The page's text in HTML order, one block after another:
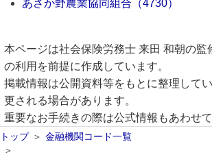
あさか野農業協同組合（4730）
本ページは社会保険労務士 来田 和朝の監
の利用を前提に作成しています。
掲載情報は公開資料等をもとに整理して
更される場合があります。
重要なお手続きの際は公式情報もあわせ
トップ 金融機関コード一覧